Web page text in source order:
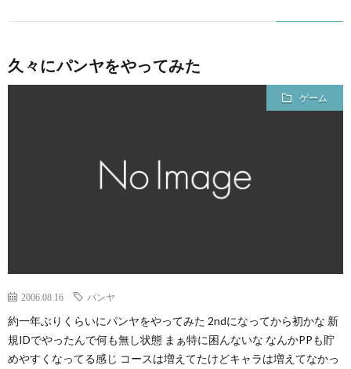
久々にパンヤをやってみた
ゲーム
2006.08.16 パンヤ
約一年ぶりくらいにパンヤをやってみた 2ndになってから初かな 新
規IDでやったんで何も無し状態 まぁ特に困んないな なんかPPも貯
めやすくなってる感じ コースは増えてたけどキャラは増えてなかっ